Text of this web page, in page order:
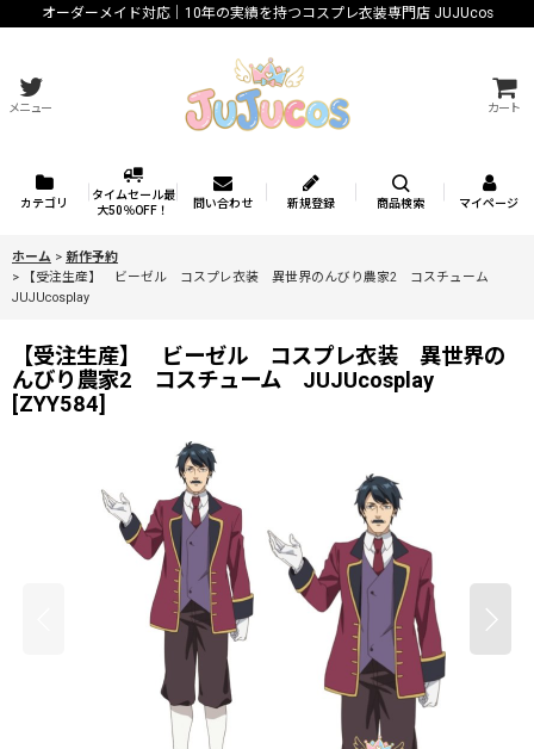
オーダーメイド対応｜10年の実績を持つコスプレ衣装専門店 JUJUcos
メニュー カート
カテゴリ
タイムセール最
大50％OFF！
問い合わせ 新規登録 商品検索 マイページ
ホーム > 新作予約
>
【受注生産】 ビーゼル コスプレ衣装 異世界のんびり農家2 コスチューム
JUJUcosplay
【受注生産】 ビーゼル コスプレ衣装 異世界の
んびり農家2 コスチューム JUJUcosplay
[ZYY584]